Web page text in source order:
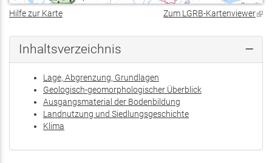
Hilfe zur Karte Zum LGRB-Kartenviewer
Inhaltsverzeichnis
Lage, Abgrenzung, Grundlagen
Geologisch-geomorphologischer Überblick
Ausgangsmaterial der Bodenbildung
Landnutzung und Siedlungsgeschichte
Klima